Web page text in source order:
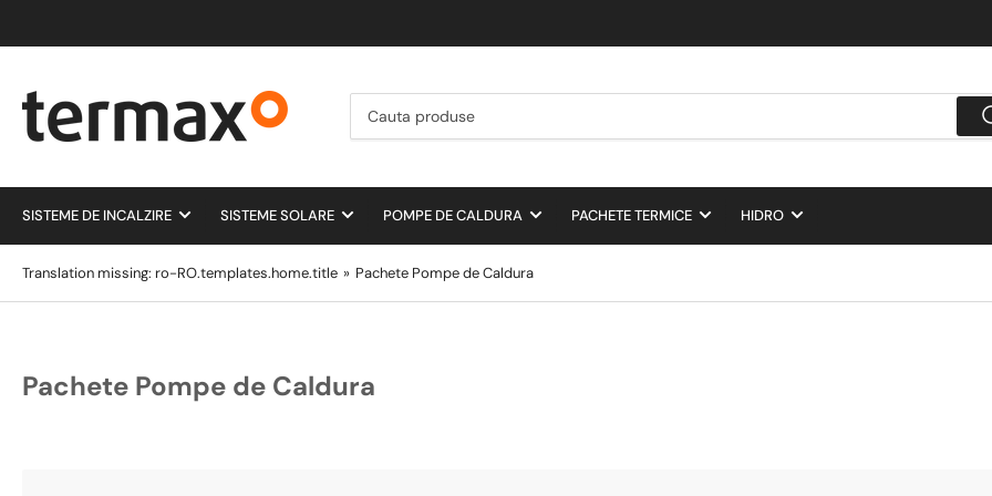
produse
SISTEME DE INCALZIRE SISTEME SOLARE POMPE DE CALDURA PACHETE TERMICE HIDRO
Translation missing: ro-RO.templates.home.title » Pachete Pompe de Caldura
Pachete Pompe de Caldura